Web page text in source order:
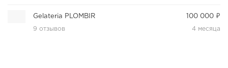
Gelateria PLOMBIR
9 отзывов
100 000 ₽
4 месяца